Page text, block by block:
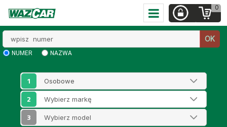
0
numer
OK
NUMER NAZWA
1
2
3